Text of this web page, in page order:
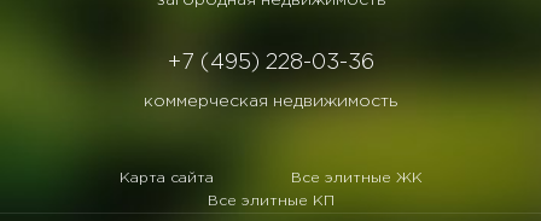
+7 (495) 228-03-36
коммерческая недвижимость
Карта сайта
Все элитные ЖК
Все элитные КП